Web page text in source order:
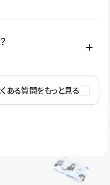
業を進めやすくなりま
に利用できるよう、通信
弱性対策など、複数の観
り、悪質なスクリプトの
ターでご確認いただけま
ティもご利用ください。
ある質問をもっと見る